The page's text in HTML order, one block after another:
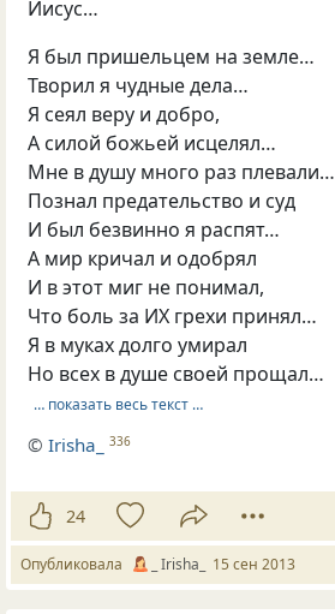
Иисус…
Я был пришельцем на земле…
Творил я чудные дела…
Я сеял веру и добро,
А силой божьей исцелял…
Мне в душу много раз плевали…
Познал предательство и суд
И был безвинно я распят…
А мир кричал и одобрял
И в этот миг не понимал,
Что боль за ИХ грехи принял…
Я в муках долго умирал
Но всех в душе своей прощал…
… показать весь текст …
©Irisha_ 336
24
Опубликовала _ Irisha_ 15 сен 2013